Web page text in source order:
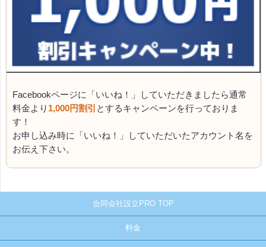
Facebookページに「いいね！」していただきましたら通常
料金より 1,000円割引 とするキャンペーンを行っておりま
す！
お申し込み時に「いいね！」していただいたアカウント名を
お伝え下さい。
合同会社設立PRO TOP
料金